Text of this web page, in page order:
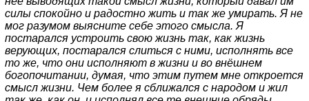
силы спокойно и радостно жить и так же умирать. Я не
мог разумом выясните себе этого смысла. Я
постарался устроить свою жизнь так, как жизнь
верующих, постарался слиться с ними, исполнять все
то же, что они исполняют в жизни и во внёшнем
богопочитании, думая, что этим путем мне откроется
смысл жизни. Чем более я сближался с народом и жил